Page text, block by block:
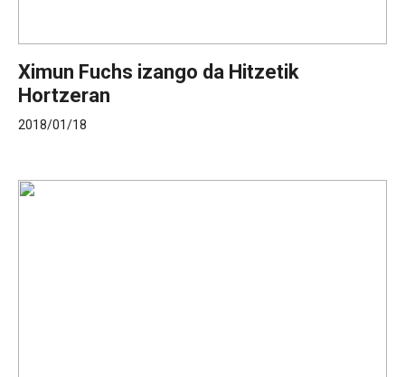
Ximun Fuchs izango da Hitzetik
Hortzeran
2018/01/18